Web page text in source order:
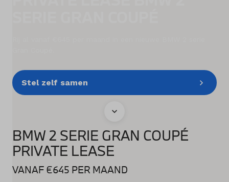
Contact
Naar MINI
Mijn account
Vacatures
Stel zelf samen
BMW 2 SERIE GRAN COUPÉ
PRIVATE LEASE
VANAF €645 PER MAAND